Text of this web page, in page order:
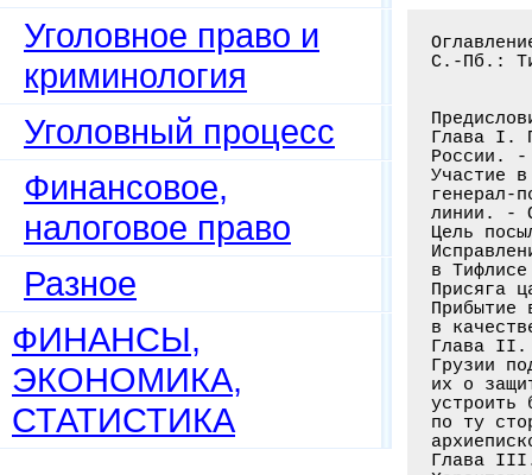
Уголовное право и
криминология
Уголовный процесс
Финансовое,
налоговое право
Разное
ФИНАНСЫ,
ЭКОНОМИКА,
СТАТИСТИКА
С.-Пб.:
Глава I.
России. -
Участие
генерал-
линии. -
Цель
в
Присяга
Прибытие
в
Глава II.
Грузии
их о
устроить
по ту
Глава III.